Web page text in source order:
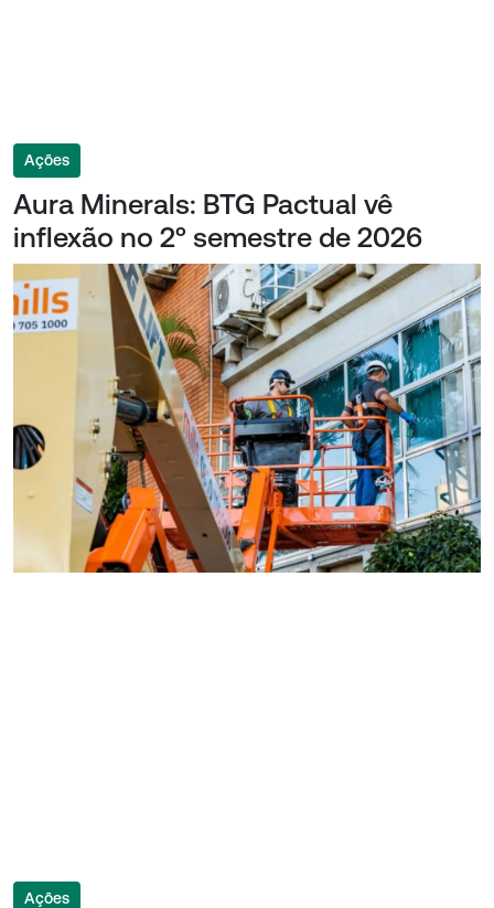
Ações
Aura Minerals: BTG Pactual vê
inflexão no 2º semestre de 2026
Ações